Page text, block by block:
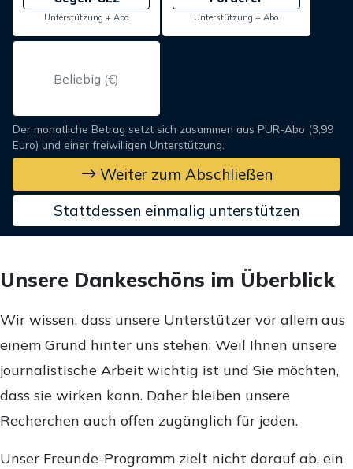
Unterstützung + Abo Unterstützung + Abo
Der monatliche Betrag setzt sich zusammen aus PUR-Abo (3,99
Euro) und einer freiwilligen Unterstützung.
Weiter zum Abschließen
Stattdessen einmalig unterstützen
Unsere Dankeschöns im Überblick
Wir wissen, dass unsere Unterstützer vor allem aus
einem Grund hinter uns stehen: Weil Ihnen unsere
journalistische Arbeit wichtig ist und Sie möchten,
dass sie wirken kann. Daher bleiben unsere
Recherchen auch offen zugänglich für jeden.
Unser Freunde-Programm zielt nicht darauf ab, ein